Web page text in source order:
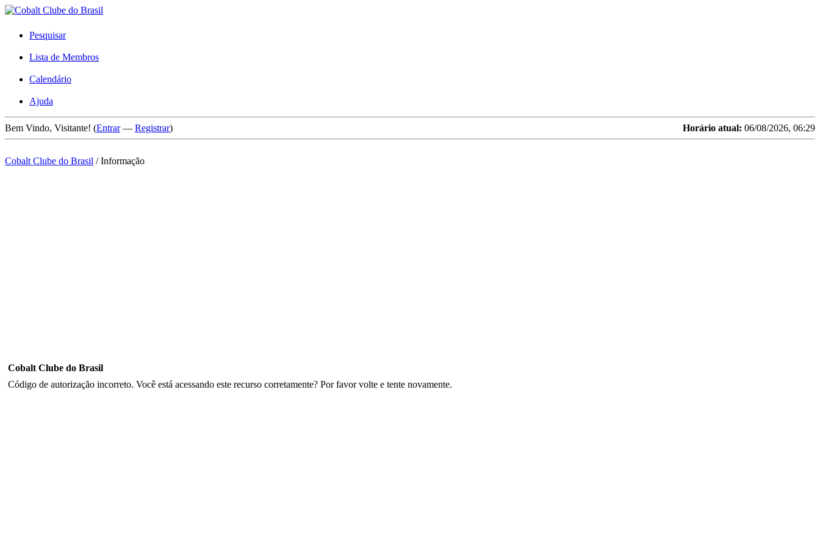
Pesquisar
Lista de Membros
Calendário
Ajuda
Horário atual: 06/08/2026, 06:29
Bem Vindo, Visitante! (Entrar— Registrar)
Cobalt Clube do Brasil /Informação
Cobalt Clube do Brasil
Código de autorização incorreto. Você está acessando este recurso corretamente? Por favor volte e tente novamente.